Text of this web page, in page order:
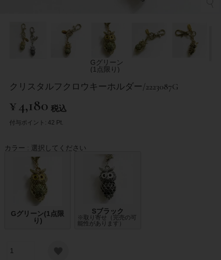
Gグリーン
(1点限り)
クリスタルフクロウキーホルダー/2223087G
¥4,180 税込
付与ポイント: 42 Pt.
カラー 選択してください
Gグリーン(1点限
り)
Sブラック
※取り寄せ（完売の可
能性があります）